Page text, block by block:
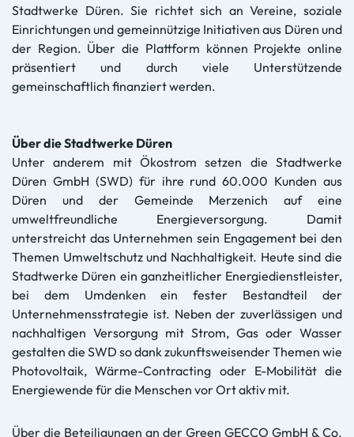
Stadtwerke Düren. Sie richtet sich an Vereine, soziale
Einrichtungen und gemeinnützige Initiativen aus Düren und
der Region. Über die Plattform können Projekte online
präsentiert und durch viele Unterstützende
gemeinschaftlich finanziert werden.
Über die Stadtwerke Düren
Unter anderem mit Ökostrom setzen die Stadtwerke
Düren GmbH (SWD) für ihre rund 60.000 Kunden aus
Düren und der Gemeinde Merzenich auf eine
umweltfreundliche Energieversorgung. Damit
unterstreicht das Unternehmen sein Engagement bei den
Themen Umweltschutz und Nachhaltigkeit. Heute sind die
Stadtwerke Düren ein ganzheitlicher Energiedienstleister,
bei dem Umdenken ein fester Bestandteil der
Unternehmensstrategie ist. Neben der zuverlässigen und
nachhaltigen Versorgung mit Strom, Gas oder Wasser
gestalten die SWD so dank zukunftsweisender Themen wie
Photovoltaik, Wärme-Contracting oder E-Mobilität die
Energiewende für die Menschen vor Ort aktiv mit.
Über die Beteiligungen an der Green GECCO GmbH & Co.